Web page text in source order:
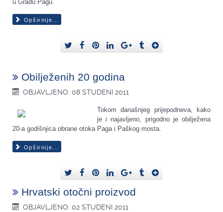
u Gradu Pagu.
Opširnije...
Obilježenih 20 godina
OBJAVLJENO: 08 STUDENI 2011
Tokom današnjeg prijepodneva, kako
je i najavljeno, prigodno je obilježena
20-a godišnjica obrane otoka Paga i Paškog mosta.
Opširnije...
Hrvatski otočni proizvod
OBJAVLJENO: 02 STUDENI 2011